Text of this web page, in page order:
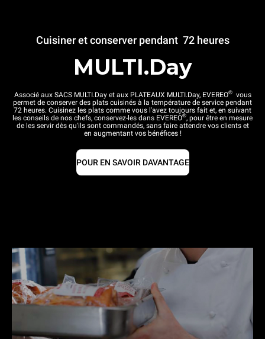
Cuisiner et conserver pendant 72 heures
MULTI.Day
Associé aux SACS MULTI.Day et aux PLATEAUX MULTI.Day, EVEREO®vous
permet de conserver des plats cuisinés à la température de service pendant
72 heures. Cuisinez les plats comme vous l'avez toujours fait et, en suivant
les conseils de nos chefs, conservez-les dans EVEREO®, pour être en mesure
de les servir dès qu'ils sont commandés, sans faire attendre vos clients et
en augmentant vos bénéfices !
POUR EN SAVOIR DAVANTAGE